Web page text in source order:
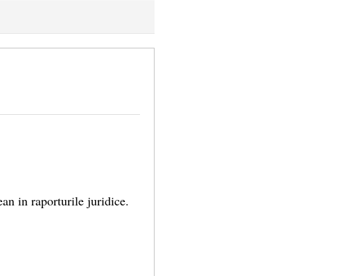
in raporturile juridice.